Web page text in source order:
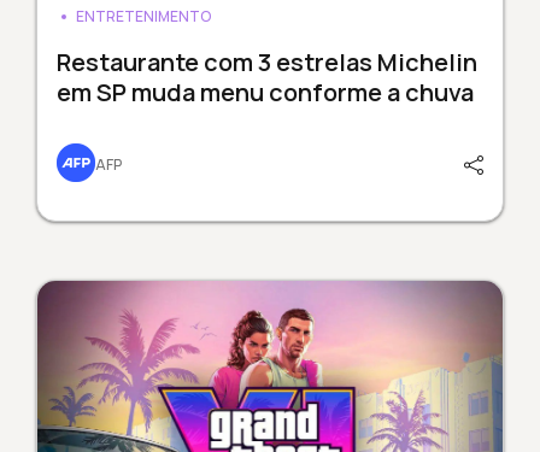
ENTRETENIMENTO
Restaurante com 3 estrelas Michelin
em SP muda menu conforme a chuva
AFP